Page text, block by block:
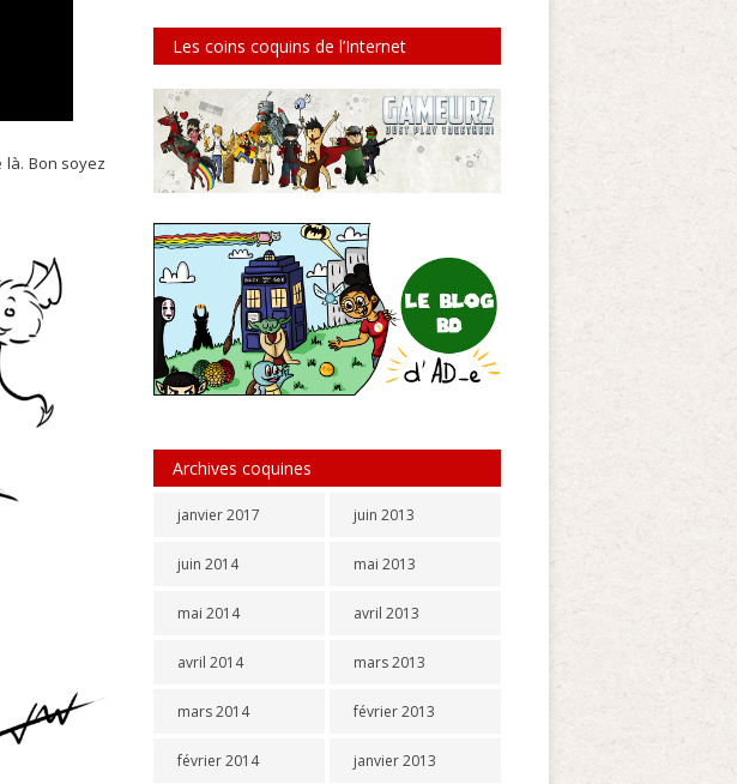
Bon soyez
Les coins coquins de l’Internet
Archives coquines
janvier 2017
juin 2014
mai 2014
avril 2014
mars 2014
février 2014
juin 2013
mai 2013
avril 2013
mars 2013
février 2013
janvier 2013